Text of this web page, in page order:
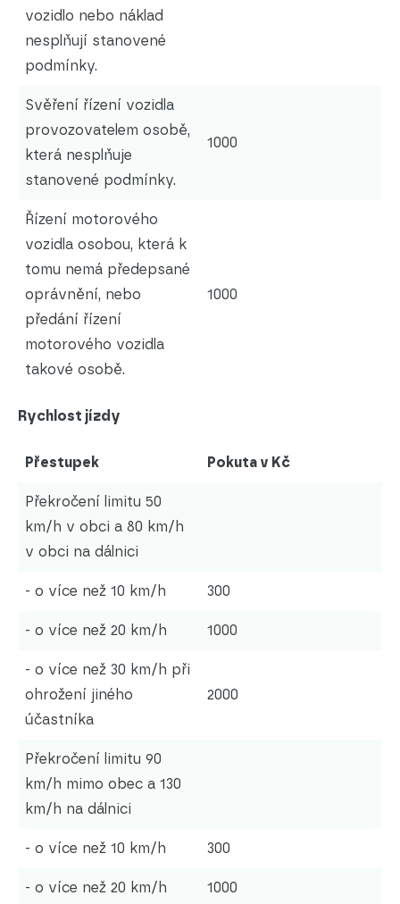
vozidlo nebo náklad
nesplňují stanovené
podmínky.
Svěření řízení vozidla
provozovatelem osobě,
která nesplňuje
stanovené podmínky.
1000
Řízení motorového
vozidla osobou, která k
tomu nemá předepsané
oprávnění, nebo
předání řízení
motorového vozidla
takové osobě.
1000
Rychlost jízdy
Přestupek Pokuta v Kč
Překročení limitu 50
km/h v obci a 80 km/h
v obci na dálnici
- o více než 10 km/h 300
- o více než 20 km/h 1000
- o více než 30 km/h při
ohrožení jiného
účastníka
2000
Překročení limitu 90
km/h mimo obec a 130
km/h na dálnici
- o více než 10 km/h 300
- o více než 20 km/h 1000